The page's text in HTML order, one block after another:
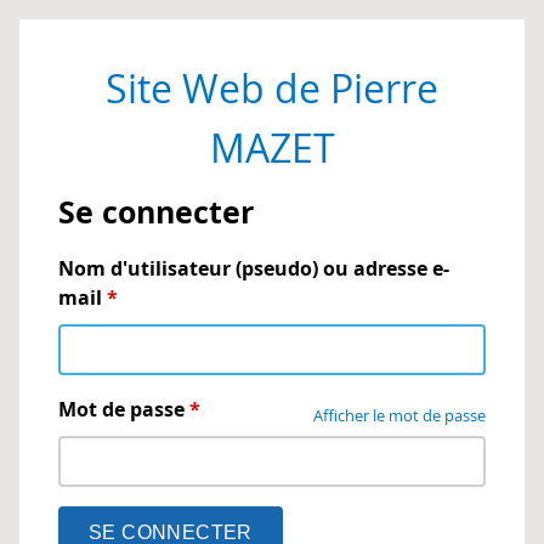
Site Web de Pierre
MAZET
Se connecter
Nom d'utilisateur (pseudo) ou adresse e-
mail *
Mot de passe* Afficher le mot de passe